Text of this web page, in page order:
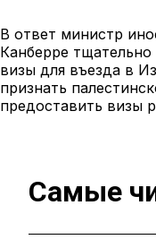
В ответ министр
Канберре
визы для въезда в
признать
предоставить визы
Самые